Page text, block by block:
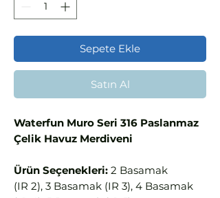
Sepete Ekle
Satın Al
Waterfun Muro Seri 316 Paslanmaz
Çelik Havuz Merdiveni
Ürün Seçenekleri: 2 Basamak
(IR 2), 3 Basamak (IR 3), 4 Basamak